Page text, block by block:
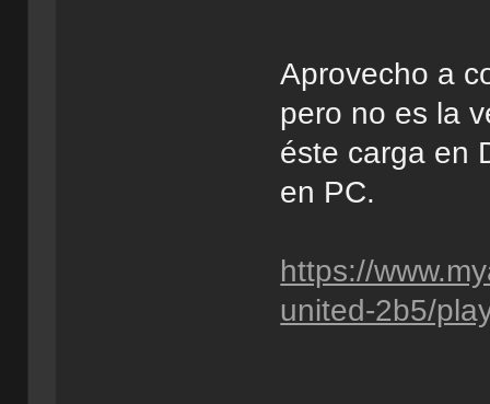
Aprovecho a
pero no es la
éste carga en
en PC.
https://
united-2b5/